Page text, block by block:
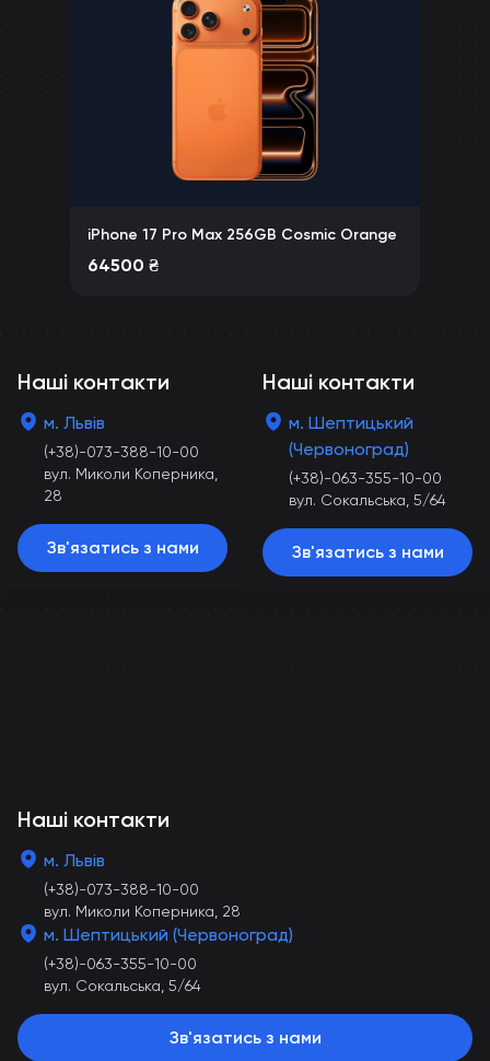
iPhone 17 Pro Max 256GB Cosmic Orange
64500 ₴
Наші контакти
м. Львів
(+38)-073-388-10-00
вул. Миколи Коперника,
28
Зв'язатись з нами
Наші контакти
м. Шептицький
(Червоноград)
(+38)-063-355-10-00
вул. Сокальська, 5/64
Зв'язатись з нами
Наші контакти
м. Львів
(+38)-073-388-10-00
вул. Миколи Коперника, 28
м. Шептицький (Червоноград)
(+38)-063-355-10-00
вул. Сокальська, 5/64
Зв'язатись з нами